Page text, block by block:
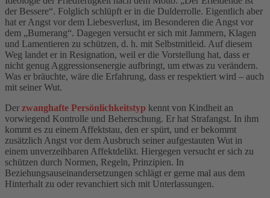
der Bessere“. Folglich schlüpft er in die Dulderrolle. Eigentlich aber
hat er Angst vor dem Liebesverlust, im Besonderen die Angst vor
dem „Bumerang“. Dagegen versucht er sich mit Jammern, Klagen
und Lamentieren zu schützen, d. h. mit Selbstmitleid. Auf diesem
Weg landet er in Resignation, weil er die Vorstellung hat, dass er
nicht genug Aggressionsenergie aufbringt, um etwas zu verändern.
Was er bräuchte, wäre die Erfahrung, dass er respektiert wird – auch
mit seiner Wut.
Der zwanghafte Persönlichkeitstyp kennt von Kindheit an
vorwiegend Kontrolle und Beherrschung. Er hat Strafangst. In ihm
kommt es zu einem Affektstau, den er spürt, und er bekommt
zusätzlich Angst vor dem Ausbruch seiner aufgestauten Wut in
einem unverzeihbaren Affektdelikt. Hiergegen versucht er sich zu
schützen durch Normen, Regeln, Prinzipien. In
Beziehungsauseinandersetzungen schlägt er gerne mal aus dem
Hinterhalt zu oder revanchiert sich mit Unterlassungen.